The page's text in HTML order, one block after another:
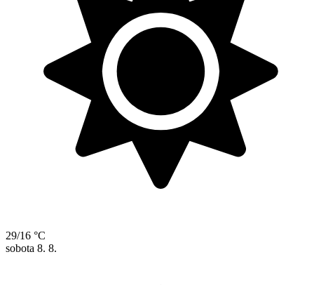
29/16 °C
sobota 8. 8.